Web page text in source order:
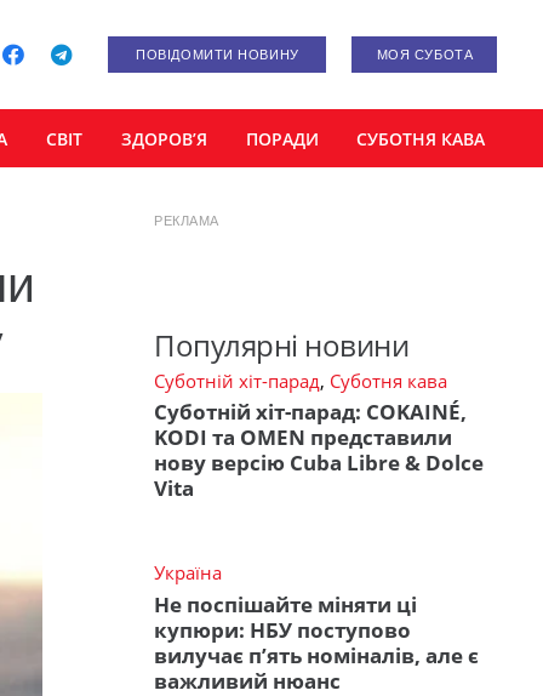
ПОВІДОМИТИ НОВИНУ МОЯ СУБОТА
СВІТ ЗДОРОВ’Я ПОРАДИ СУБОТНЯ КАВА
РЕКЛАМА
Популярні новини
Суботній хіт-парад, Суботня кава
Суботній хіт-парад: COKAINÉ,
KODI та OMEN представили
нову версію Cuba Libre & Dolce
Vita
Україна
Не поспішайте міняти ці
купюри: НБУ поступово
вилучає п’ять номіналів, але є
важливий нюанс